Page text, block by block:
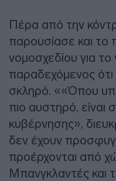
Πέρα από την
παρουσίασε και το
νομοσχεδίου για
παραδεχόμενος ότι
σκληρό. ««Όπου
πιο αυστηρό, είναι
κυβέρνησης»,
δεν έχουν
προέρχονται από
Μπανγκλαντές και